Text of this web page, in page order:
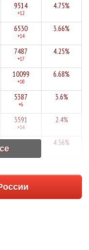
9514
+12
4.75%
6530
+14
3.66%
7487
+17
4.25%
10099
+10
6.68%
5387
+6
3.6%
3591
+14
2.4%
6507 4.36%
6034